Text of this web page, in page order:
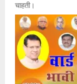
चाहती।